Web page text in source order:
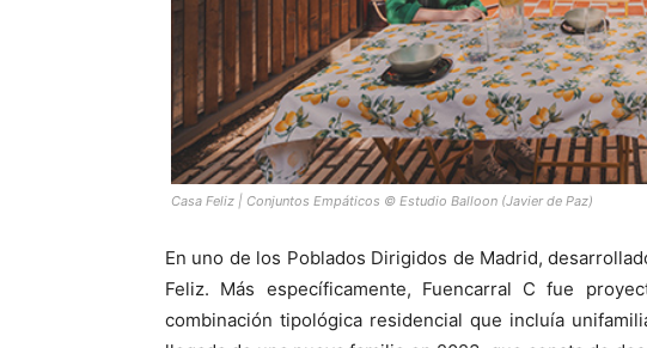
Casa Feliz | Conjuntos Empáticos © Estudio Balloon (Javier de Paz)
En uno de los Poblados Dirigidos de Madrid,
Feliz. Más específicamente, Fuencarral C fue
combinación tipológica residencial que incluía